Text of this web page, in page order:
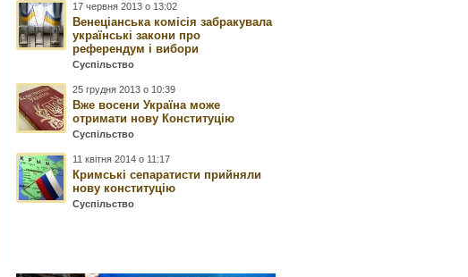
17 червня 2013 о 13:02
Венеціанська комісія забракувала
українські закони про
референдум і вибори
Суспільство
25 грудня 2013 о 10:39
Вже восени Україна може
отримати нову Конституцію
Суспільство
11 квітня 2014 о 11:17
Кримські сепаратисти прийняли
нову конституцію
Суспільство